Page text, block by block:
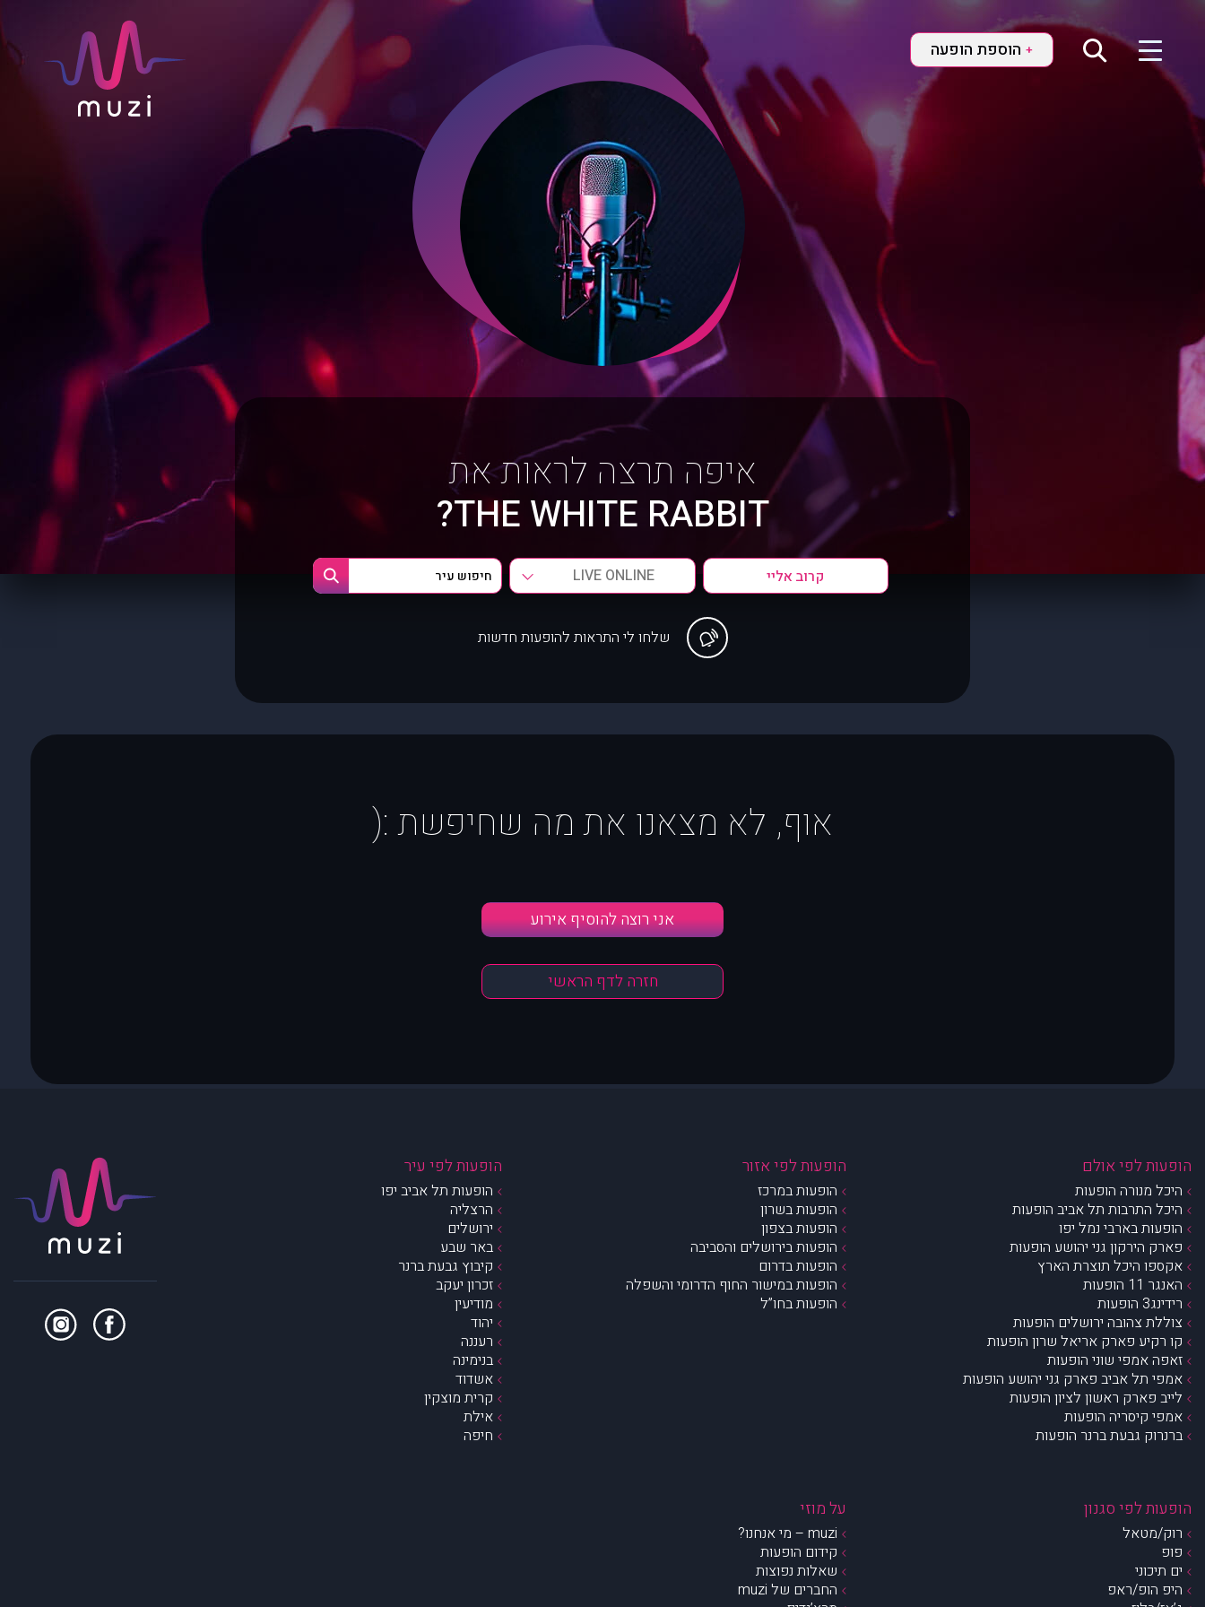
+ הוספת הופעה
איפה תרצה לראות את
THE WHITE RABBIT?
LIVE ONLINE
שלחו לי התראות להופעות חדשות
אוף, לא מצאנו את מה שחיפשת :(
אני רוצה להוסיף אירוע
חזרה לדף הראשי
הופעות לפי אולם
היכל מנורה הופעות
היכל התרבות תל אביב הופעות
הופעות בארבי נמל יפו
פארק הירקון גני יהושע הופעות
אקספו היכל תוצרת הארץ
האנגר 11 הופעות
רידינג3 הופעות
צוללת צהובה ירושלים הופעות
קו רקיע פארק אריאל שרון הופעות
זאפה אמפי שוני הופעות
אמפי תל אביב פארק גני יהושע הופעות
לייב פארק ראשון לציון הופעות
אמפי קיסריה הופעות
ברנרוק גבעת ברנר הופעות
הופעות לפי אזור
הופעות במרכז
הופעות בשרון
הופעות בצפון
הופעות בירושלים והסביבה
הופעות בדרום
הופעות במישור החוף הדרומי והשפלה
הופעות בחו”ל
הופעות לפי עיר
הופעות תל אביב יפו
הרצליה
ירושלים
באר שבע
קיבוץ גבעת ברנר
זכרון יעקב
מודיעין
יהוד
רעננה
בנימינה
אשדוד
קרית מוצקין
אילת
חיפה
הופעות לפי סגנון
רוק/מטאל
פופ
ים תיכוני
היפ הופ/ראפ
על מוזי
muzi – מי אנחנו?
קידום הופעות
שאלות נפוצות
החברים של muzi